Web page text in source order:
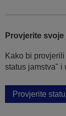
Provjerite
Kako bi
status jamstva" i
Provjerite